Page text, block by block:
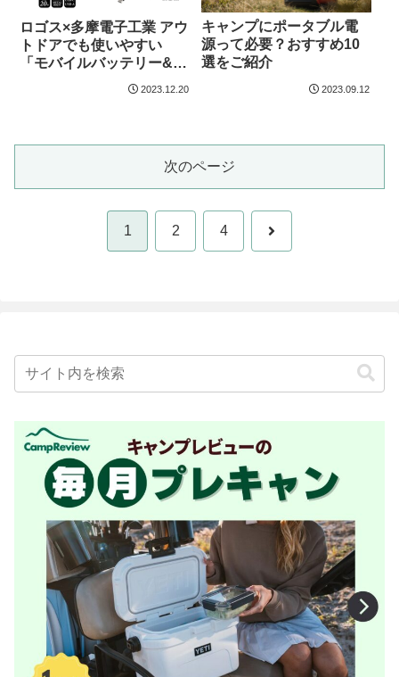
ロゴス×多摩電子工業 アウ
トドアでも使いやすい
「モバイルバッテリー&充
2023.12.20
キャンプにポータブル電
源って必要？おすすめ10
選をご紹介
2023.09.12
次のページ
1 2 4 次